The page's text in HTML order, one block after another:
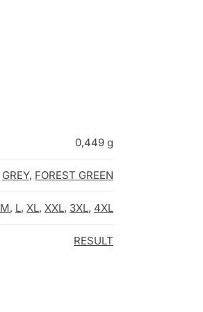
0,449 g
GREY, FOREST GREEN
M, L, XL, XXL, 3XL, 4XL
RESULT